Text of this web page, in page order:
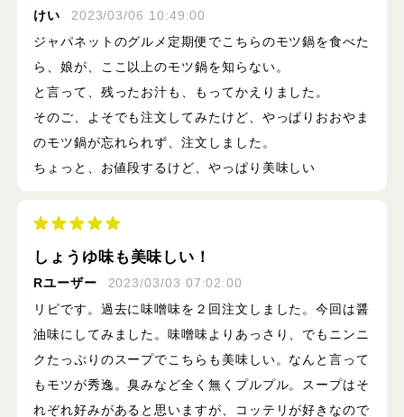
けい
2023/03/06 10:49:00
ジャパネットのグルメ定期便でこちらのモツ鍋を食べた
ら、娘が、ここ以上のモツ鍋を知らない。
と言って、残ったお汁も、もってかえりました。
そのご、よそでも注文してみたけど、やっぱりおおやま
のモツ鍋が忘れられず、注文しました。
ちょっと、お値段するけど、やっぱり美味しい
しょうゆ味も美味しい！
Rユーザー
2023/03/03 07:02:00
リピです。過去に味噌味を２回注文しました。今回は醤
油味にしてみました。味噌味よりあっさり、でもニンニ
クたっぷりのスープでこちらも美味しい。なんと言って
もモツが秀逸。臭みなど全く無くプルプル。スープはそ
れぞれ好みがあると思いますが、コッテリが好きなので